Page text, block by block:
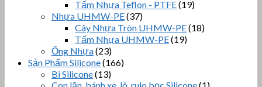
Tấm Nhựa Teflon - PTFE(19)
Nhựa UHMW-PE(37)
Cây Nhựa Tròn UHMW-PE(18)
Tấm Nhựa UHMW-PE(19)
Ống Nhựa(23)
Sản Phẩm Silicone(166)
Bi Silicone(13)